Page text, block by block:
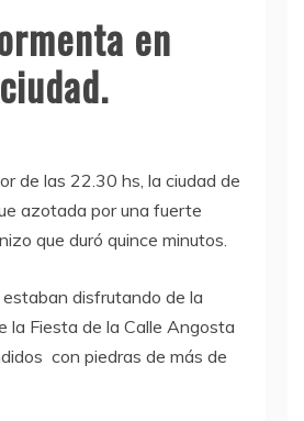
en
de las 22.30 hs, la ciudad de
azotada por una fuerte
que duró quince minutos.
disfrutando de la
la Fiesta de la Calle Angosta
con piedras de más de